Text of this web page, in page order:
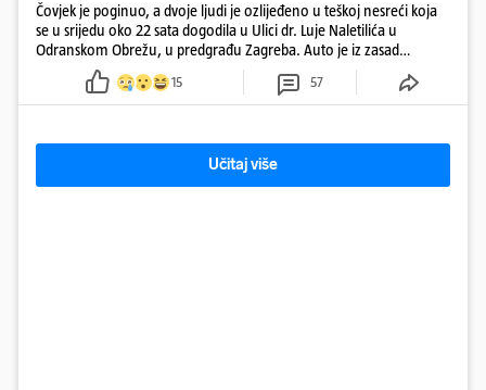
Čovjek je poginuo, a dvoje ljudi je ozlijeđeno u teškoj nesreći koja
se u srijedu oko 22 sata dogodila u Ulici dr. Luje Naletilića u
Odranskom Obrežu, u predgrađu Zagreba. Auto je iz zasad
neutvrđenih razloga sletio s kolnika, a od siline udara vozilo se
prepolovilo.
15 57
Učitaj više